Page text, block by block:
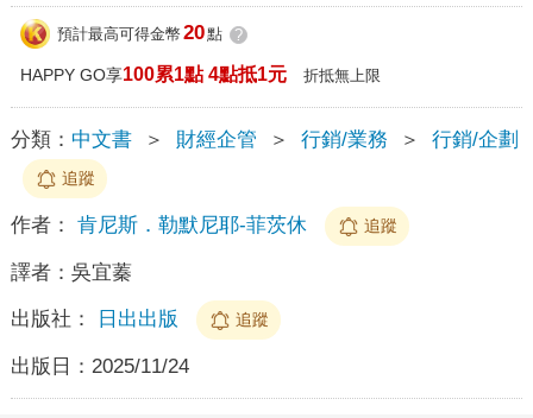
預計最高可得金幣 20點 ?
HAPPY GO享100累1點 4點抵1元 折抵無上限
分類： 中文書 ＞ 財經企管 ＞ 行銷/業務 ＞ 行銷/企劃
追蹤
作者： 肯尼斯．勒默尼耶-菲茨休 追蹤
譯者： 吳宜蓁
出版社： 日出出版 追蹤
出版日： 2025/11/24